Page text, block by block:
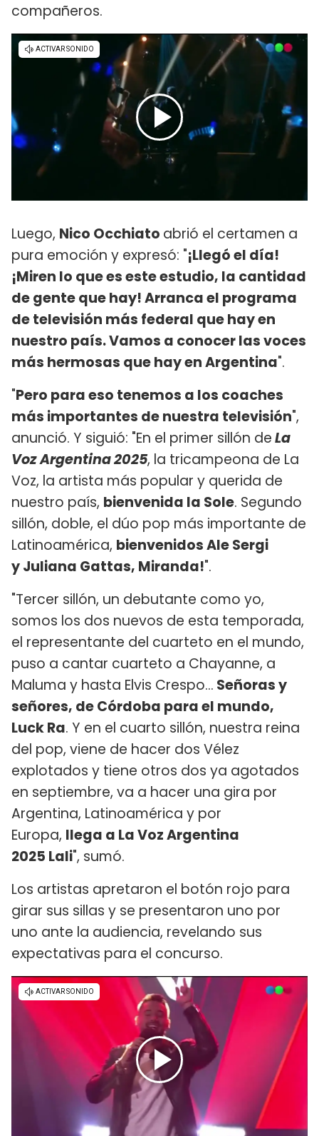
compañeros.
Luego, Nico Occhiato abrió el certamen a
pura emoción y expresó: "¡Llegó el día!
¡Miren lo que es este estudio, la cantidad
de gente que hay! Arranca el programa
de televisión más federal que hay en
nuestro país. Vamos a conocer las voces
más hermosas que hay en Argentina".
"Pero para eso tenemos a los coaches
más importantes de nuestra televisión",
anunció. Y siguió: "En el primer sillón deLa
Voz Argentina 2025, la tricampeona de La
Voz, la artista más popular y querida de
nuestro país, bienvenida la Sole. Segundo
sillón, doble, el dúo pop más importante de
Latinoamérica, bienvenidos Ale Sergi
y Juliana Gattas, Miranda!".
"Tercer sillón, un debutante como yo,
somos los dos nuevos de esta temporada,
el representante del cuarteto en el mundo,
puso a cantar cuarteto a Chayanne, a
Maluma y hasta Elvis Crespo... Señoras y
señores, de Córdoba para el mundo,
Luck Ra. Y en el cuarto sillón, nuestra reina
del pop, viene de hacer dos Vélez
explotados y tiene otros dos ya agotados
en septiembre, va a hacer una gira por
Argentina, Latinoamérica y por
Europa, llega a La Voz Argentina
2025 Lali", sumó.
Los artistas apretaron el botón rojo para
girar sus sillas y se presentaron uno por
uno ante la audiencia, revelando sus
expectativas para el concurso.